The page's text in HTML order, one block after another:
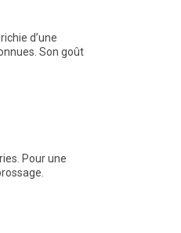
d’une
Son goût
Pour une